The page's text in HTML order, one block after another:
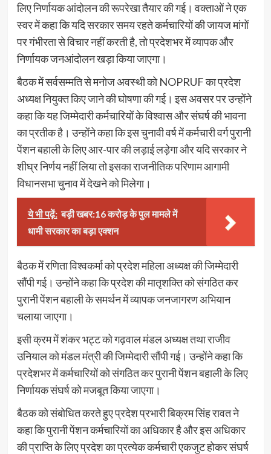
लिए निर्णायक आंदोलन की रूपरेखा तैयार की गई। वक्ताओं ने एक
स्वर में कहा कि यदि सरकार समय रहते कर्मचारियों की जायज मांगों
पर गंभीरता से विचार नहीं करती है, तो प्रदेशभर में व्यापक और
निर्णायक जनआंदोलन खड़ा किया जाएगा।
बैठक में सर्वसम्मति से मनोज अवस्थी को NOPRUF का प्रदेश
अध्यक्ष नियुक्त किए जाने की घोषणा की गई। इस अवसर पर उन्होंने
कहा कि यह जिम्मेदारी कर्मचारियों के विश्वास और संघर्ष की भावना
का प्रतीक है। उन्होंने कहा कि इस चुनावी वर्ष में कर्मचारी वर्ग पुरानी
पेंशन बहाली के लिए आर-पार की लड़ाई लड़ेगा और यदि सरकार ने
शीघ्र निर्णय नहीं लिया तो इसका राजनीतिक परिणाम आगामी
विधानसभा चुनाव में देखने को मिलेगा।
ये भी पढ़ें: बड़ी खबर:16 करोड़ के पुल मामले में
धामी सरकार का बड़ा एक्शन
बैठक में रणिता विश्वकर्मा को प्रदेश महिला अध्यक्ष की जिम्मेदारी
सौंपी गई। उन्होंने कहा कि प्रदेश की मातृशक्ति को संगठित कर
पुरानी पेंशन बहाली के समर्थन में व्यापक जनजागरण अभियान
चलाया जाएगा।
इसी क्रम में शंकर भट्ट को गढ़वाल मंडल अध्यक्ष तथा राजीव
उनियाल को मंडल मंत्री की जिम्मेदारी सौंपी गई। उन्होंने कहा कि
प्रदेशभर में कर्मचारियों को संगठित कर पुरानी पेंशन बहाली के लिए
निर्णायक संघर्ष को मजबूत किया जाएगा।
बैठक को संबोधित करते हुए प्रदेश प्रभारी बिक्रम सिंह रावत ने
कहा कि पुरानी पेंशन कर्मचारियों का अधिकार है और इस अधिकार
की प्राप्ति के लिए प्रदेश का प्रत्येक कर्मचारी एकजुट होकर संघर्ष